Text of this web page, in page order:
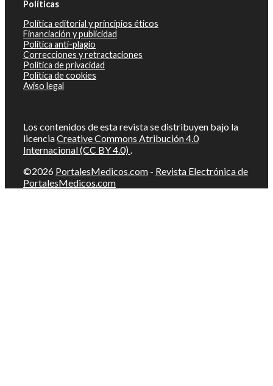
Políticas
Política editorial y principios éticos
Financiación y publicidad
Política anti-plagio
Correcciones y retractaciones
Política de privacidad
Política de cookies
Aviso legal
Los contenidos de esta revista se distribuyen bajo la
licenciaCreative Commons Atribución 4.0
Internacional (CC BY 4.0) .
©2026 PortalesMedicos.com - Revista Electrónica de
PortalesMedicos.com